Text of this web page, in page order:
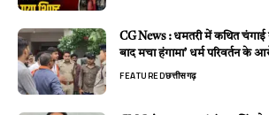
CG News : धमतरी में कथित चंगाई
बाद मचा हंगामा’ धर्म परिवर्तन के
FEATUREDछत्तीसगढ़